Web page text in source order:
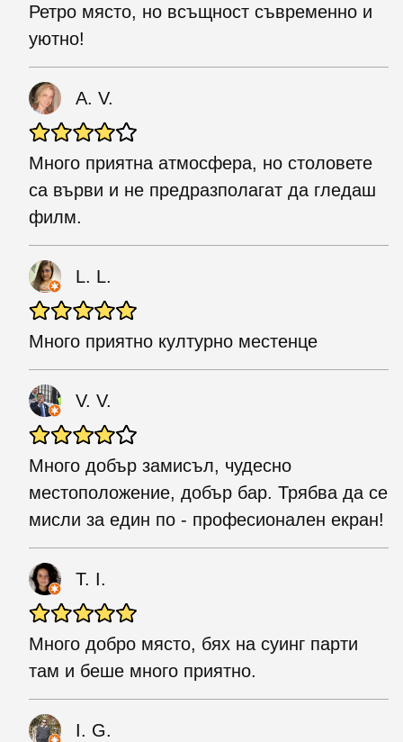
Ретро място, но всъщност съвременно и
уютно!
A. V.
Много приятна атмосфера, но столовете
са върви и не предразполагат да гледаш
филм.
L. L.
Много приятно културно местенце
V. V.
Много добър замисъл, чудесно
местоположение, добър бар. Трябва да се
мисли за един по - професионален екран!
T. I.
Много добро място, бях на суинг парти
там и беше много приятно.
I. G.